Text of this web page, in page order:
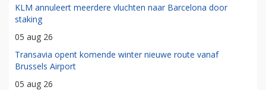
KLM annuleert meerdere vluchten naar Barcelona door
staking
05 aug 26
Transavia opent komende winter nieuwe route vanaf
Brussels Airport
05 aug 26